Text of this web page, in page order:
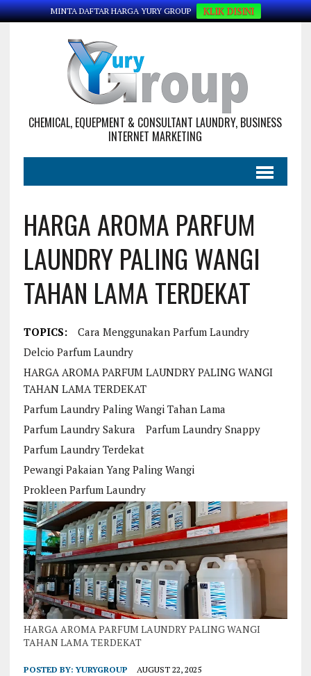
MINTA DAFTAR HARGA YURY GROUP KLIK DISINI
CHEMICAL, EQUEPMENT & CONSULTANT LAUNDRY, BUSINESS
INTERNET MARKETING
HARGA AROMA PARFUM
LAUNDRY PALING WANGI
TAHAN LAMA TERDEKAT
TOPICS:
Cara Menggunakan Parfum Laundry
Delcio Parfum Laundry
HARGA AROMA PARFUM LAUNDRY PALING WANGI
TAHAN LAMA TERDEKAT
Parfum Laundry Paling Wangi Tahan Lama
Parfum Laundry Sakura
Parfum Laundry Snappy
Parfum Laundry Terdekat
Pewangi Pakaian Yang Paling Wangi
Prokleen Parfum Laundry
HARGA AROMA PARFUM LAUNDRY PALING WANGI
TAHAN LAMA TERDEKAT
POSTED BY:YURYGROUP AUGUST 22, 2025